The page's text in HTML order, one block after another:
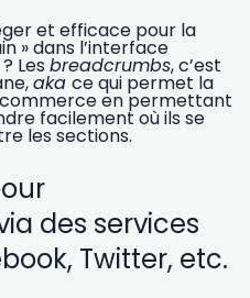
et efficace pour la
» dans l’interface
Les breadcrumbs, c’est
,aka ce qui permet la
en permettant
facilement où ils se
les sections.
des services
Twitter, etc.